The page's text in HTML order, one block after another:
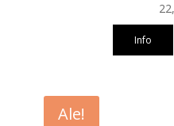
Info
Ale!